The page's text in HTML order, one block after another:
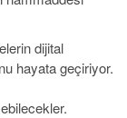
dijital
hayata geçiriyor.